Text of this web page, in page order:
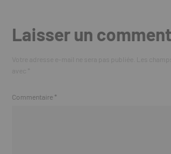
Laisser un
Commentaire *